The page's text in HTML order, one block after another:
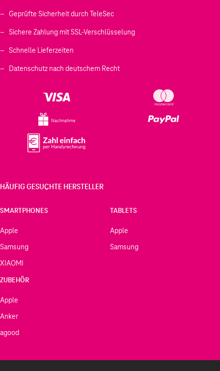
Geprüfte Sicherheit durch TeleSec
Sichere Zahlung mit SSL-Verschlüsselung
Schnelle Lieferzeiten
Datenschutz nach deutschem Recht
Nachnahme
HÄUFIG GESUCHTE HERSTELLER
SMARTPHONES
Apple
Samsung
XIAOMI
TABLETS
Apple
Samsung
ZUBEHÖR
Apple
Anker
agood